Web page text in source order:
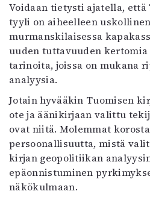
Voidaan tietysti ajatella,
tyyli on aiheelleen
murmanskilaisessa
uuden tuttavuuden
tarinoita, joissa on mukana
analyysia.
Jotain hyvääkin Tuomisen
ote ja äänikirjaan valittu
ovat niitä. Molemmat
persoonallisuutta, mistä
kirjan geopolitiikan
epäonnistuminen
näkökulmaan.